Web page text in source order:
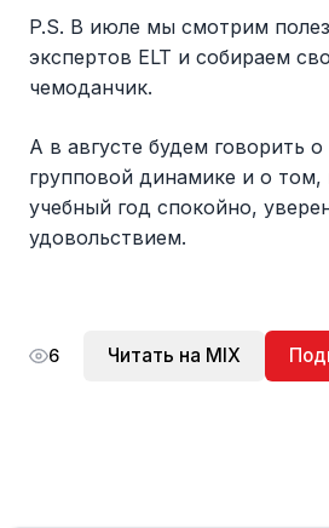
P.S. В июле мы смотрим
экспертов ELT и собираем
чемоданчик.
А в августе будем говорить
групповой динамике и о том,
учебный год спокойно,
удовольствием.
6 Читать на MIX